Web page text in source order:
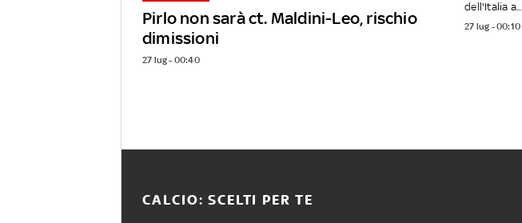
Pirlo non sarà ct. Maldini-Leo, rischio
dimissioni
27 lug - 00:40
dell'Italia a...
27 lug - 00:10
CALCIO: SCELTI PER TE